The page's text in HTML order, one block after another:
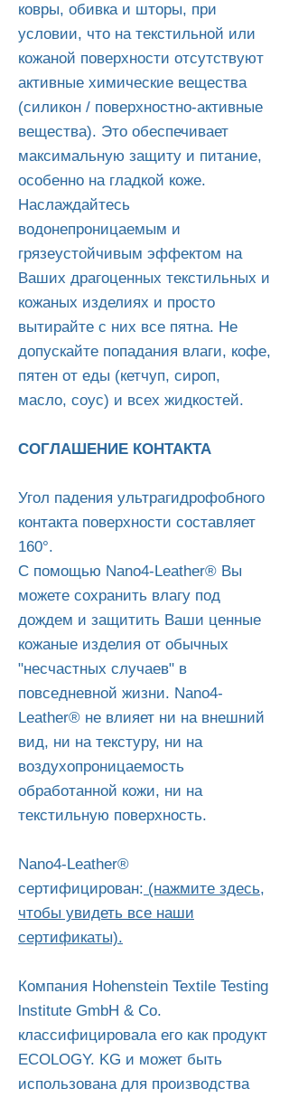
ковры, обивка и шторы, при
условии, что на текстильной или
кожаной поверхности отсутствуют
активные химические вещества
(силикон / поверхностно-активные
вещества). Это обеспечивает
максимальную защиту и питание,
особенно на гладкой коже.
Наслаждайтесь
водонепроницаемым и
грязеустойчивым эффектом на
Ваших драгоценных текстильных и
кожаных изделиях и просто
вытирайте с них все пятна. Не
допускайте попадания влаги, кофе,
пятен от еды (кетчуп, сироп,
масло, соус) и всех жидкостей.
СОГЛАШЕНИЕ КОНТАКТА
Угол падения ультрагидрофобного
контакта поверхности составляет
160°.
С помощью Nano4-Leather® Вы
можете сохранить влагу под
дождем и защитить Ваши ценные
кожаные изделия от обычных
"несчастных случаев" в
повседневной жизни. Nano4-
Leather® не влияет ни на внешний
вид, ни на текстуру, ни на
воздухопроницаемость
обработанной кожи, ни на
текстильную поверхность.
Nano4-Leather®
сертифицирован: (нажмите здесь,
чтобы увидеть все наши
сертификаты).
Компания Hohenstein Textile Testing
lnstitute GmbH & Co.
классифицировала его как продукт
ECOLOGY. KG и может быть
использована для производства